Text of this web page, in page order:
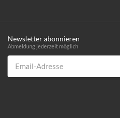
Newsletter abonnieren
Abmeldung jederzeit möglich
Email-Adresse